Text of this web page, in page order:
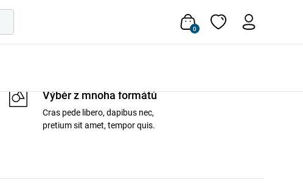
0
Výběr z mnoha formátů
Cras pede libero, dapibus nec,
pretium sit amet, tempor quis.